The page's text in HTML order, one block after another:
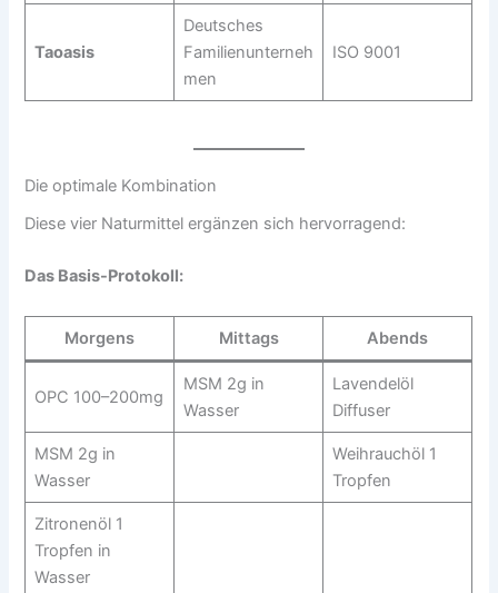
Taoasis
Deutsches
Familienunterneh
men
ISO 9001
Die optimale Kombination
Diese vier Naturmittel ergänzen sich hervorragend:
Das Basis-Protokoll:
Morgens Mittags Abends
OPC 100–200mg
MSM 2g in
Wasser
Lavendelöl
Diffuser
MSM 2g in
Wasser
Weihrauchöl 1
Tropfen
Zitronenöl 1
Tropfen in
Wasser